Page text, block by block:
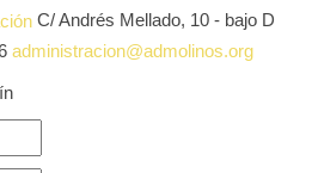
C/ Andrés Mellado, 10 - bajo D
administracion@admolinos.org